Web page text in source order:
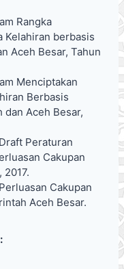
Rangka
Kelahiran berbasis
Aceh Besar, Tahun
Menciptakan
Berbasis
dan Aceh Besar,
Peraturan
Cakupan
Cakupan
Aceh Besar.